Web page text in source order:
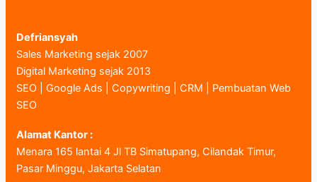
Defriansyah
Sales Marketing sejak 2007
Digital Marketing sejak 2013
SEO | Google Ads | Copywriting | CRM | Pembuatan Web
SEO
Alamat Kantor :
Menara 165 lantai 4 Jl TB Simatupang, Cilandak Timur,
Pasar Minggu, Jakarta Selatan